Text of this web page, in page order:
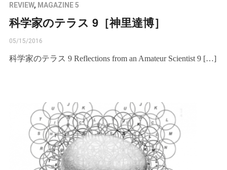
REVIEW, MAGAZINE 5
科学家のテラス 9［神里達博］
05/15/2016
科学家のテラス 9 Reflections from an Amateur Scientist 9 […]